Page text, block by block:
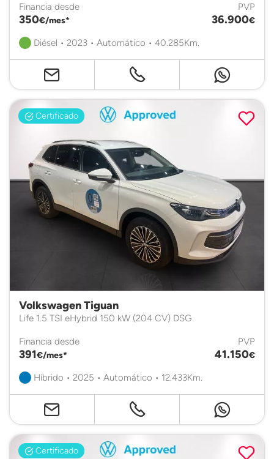
Financia desde
350€/mes*
PVP
36.900€
Diésel • 2023 • Automático • 40.285Km.
Certificado
Volkswagen Tiguan
Life 1.5 TSI eHybrid 150 kW (204 CV) DSG
Financia desde
391€/mes*
PVP
41.150€
Híbrido • 2025 • Automático • 12.433Km.
Certificado